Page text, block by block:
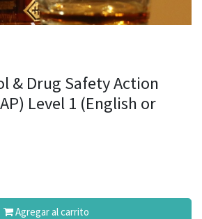
& Drug Safety Action
Level 1 (English or
Agregar al carrito